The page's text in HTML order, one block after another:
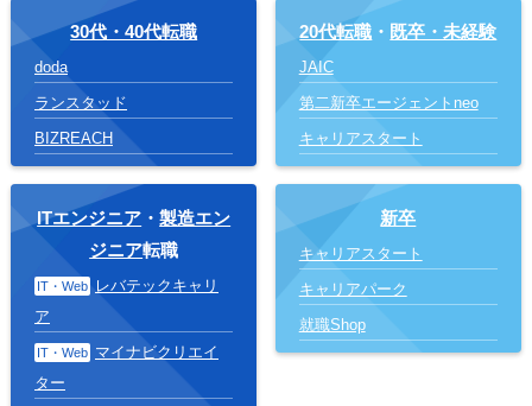
30代・40代転職
doda
ランスタッド
BIZREACH
20代転職 ・ 既卒・未経験
JAIC
第二新卒エージェントneo
キャリアスタート
ITエンジニア ・製造エン
ジニア転職
IT・Web
レバテックキャリ
ア
IT・Web マイナビクリエイ
ター
新卒
キャリアスタート
キャリアパーク
就職Shop